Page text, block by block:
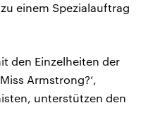
einem Spezialauftrag
den Einzelheiten der
Armstrong?‘,
unterstützen den